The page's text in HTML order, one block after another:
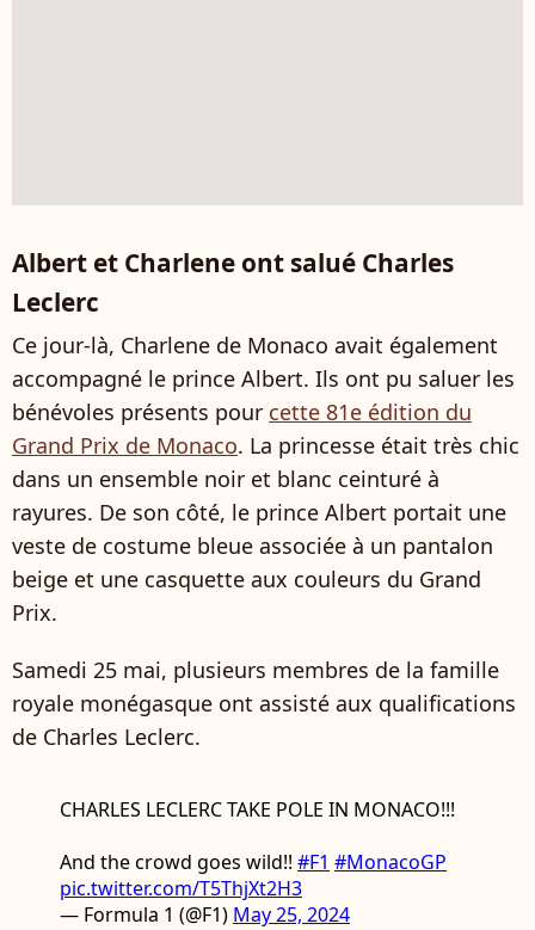
Albert et Charlene ont salué Charles
Leclerc
Ce jour-là, Charlene de Monaco avait également
accompagné le prince Albert. Ils ont pu saluer les
bénévoles présents pour cette 81e édition du
Grand Prix de Monaco. La princesse était très chic
dans un ensemble noir et blanc ceinturé à
rayures. De son côté, le prince Albert portait une
veste de costume bleue associée à un pantalon
beige et une casquette aux couleurs du Grand
Prix.
Samedi 25 mai, plusieurs membres de la famille
royale monégasque ont assisté aux qualifications
de Charles Leclerc.
CHARLES LECLERC TAKE POLE IN MONACO!!!
And the crowd goes wild!! #F1 #MonacoGP
pic.twitter.com/T5ThjXt2H3
— Formula 1 (@F1) May 25, 2024